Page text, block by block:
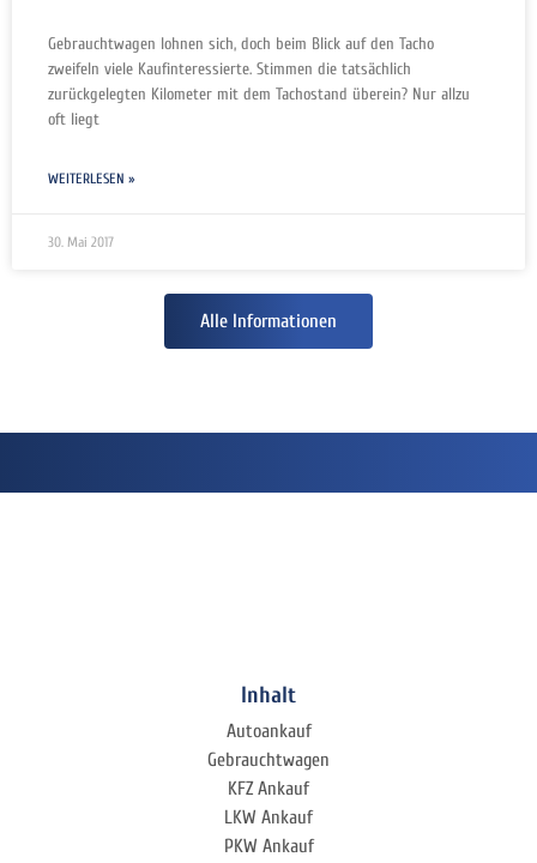
Gebrauchtwagen lohnen sich, doch beim Blick auf den Tacho
zweifeln viele Kaufinteressierte. Stimmen die tatsächlich
zurückgelegten Kilometer mit dem Tachostand überein? Nur allzu
oft liegt
WEITERLESEN »
30. Mai 2017
Alle Informationen
Inhalt
Autoankauf
Gebrauchtwagen
KFZ Ankauf
LKW Ankauf
PKW Ankauf